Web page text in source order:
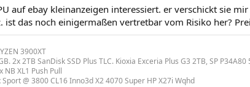
auf ebay kleinanzeigen interessiert. er verschickt sie
ist das noch einigermaßen vertretbar vom Risiko her?
3900XT
2x 2TB SanDisk SSD Plus TLC. Kioxia Exceria Plus G3 2TB, SP
NB XL1 Push Pull
@ 3800 CL16 Inno3d X2 4070 Super HP X27i Wqhd